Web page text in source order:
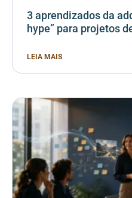
3 aprendizados da
hype” para projetos
LEIA MAIS